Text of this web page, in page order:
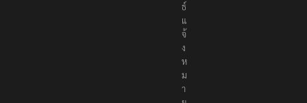
ธ์
แ
จ้
ง
ห
ม
า